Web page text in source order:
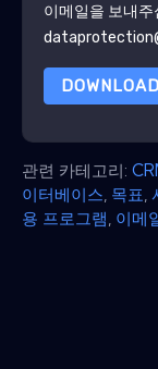
이메일을 보내주
DOWNLOAD
관련 카테고리:
이터베이스 목표
용 프로그램 이메